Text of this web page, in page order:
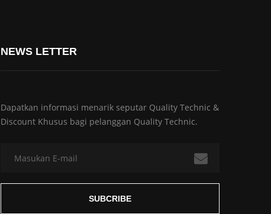
NEWS LETTER
Dapatkan informasi menarik seputar Quality Technic &
Discount Khusus bagi pelanggan Quality Technic.